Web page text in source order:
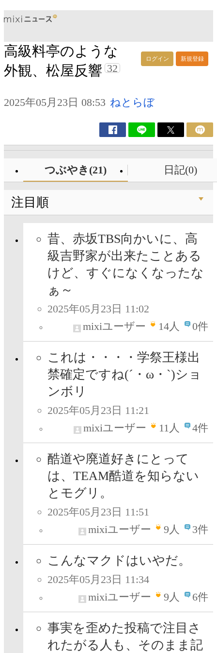
ログイン 新規登録
高級料亭のような
外観、松屋反響 32
2025年05月23日 08:53 ねとらぼ
つぶやき(21) 日記(0)
注目順
昔、赤坂TBS向かいに、高
級吉野家が出来たことある
けど、すぐになくなったな
ぁ～
2025年05月23日 11:02
mixiユーザー
14人 0件
これは・・・・学祭王様出
禁確定ですね(´・ω・`)ショ
ンボリ
2025年05月23日 11:21
mixiユーザー
11人 4件
酷道や廃道好きにとって
は、TEAM酷道を知らない
とモグリ。
2025年05月23日 11:51
mixiユーザー
9人 3件
こんなマクドはいやだ。
2025年05月23日 11:34
mixiユーザー
9人 6件
事実を歪めた投稿で注目さ
れたがる人も、そのまま記